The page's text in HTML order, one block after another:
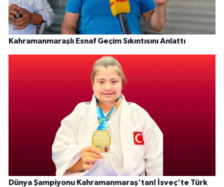
Kahramanmaraşlı Esnaf Geçim Sıkıntısını Anlattı
Dünya Şampiyonu Kahramanmaraş'tan! İsveç'te Türk